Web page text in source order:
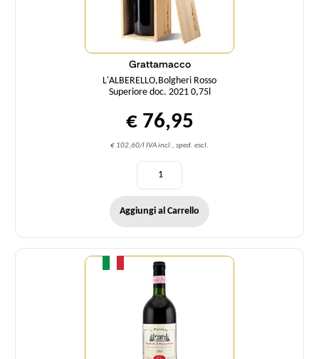
Grattamacco
L'ALBERELLO,Bolgheri Rosso
Superiore doc. 2021 0,75l
€ 76,95
€ 102,60/l IVA incl., sped. escl.
Aggiungi al Carrello
Quantità